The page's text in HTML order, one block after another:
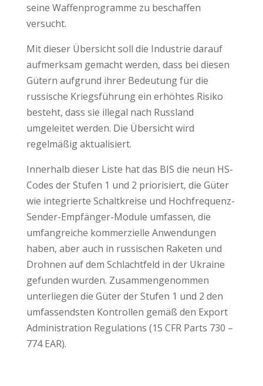
seine Waffenprogramme zu beschaffen
versucht.
Mit dieser Übersicht soll die Industrie darauf
aufmerksam gemacht werden, dass bei diesen
Gütern aufgrund ihrer Bedeutung für die
russische Kriegsführung ein erhöhtes Risiko
besteht, dass sie illegal nach Russland
umgeleitet werden. Die Übersicht wird
regelmäßig aktualisiert.
Innerhalb dieser Liste hat das BIS die neun HS-
Codes der Stufen 1 und 2 priorisiert, die Güter
wie integrierte Schaltkreise und Hochfrequenz-
Sender-Empfänger-Module umfassen, die
umfangreiche kommerzielle Anwendungen
haben, aber auch in russischen Raketen und
Drohnen auf dem Schlachtfeld in der Ukraine
gefunden wurden. Zusammengenommen
unterliegen die Güter der Stufen 1 und 2 den
umfassendsten Kontrollen gemäß den Export
Administration Regulations (15 CFR Parts 730 –
774 EAR).